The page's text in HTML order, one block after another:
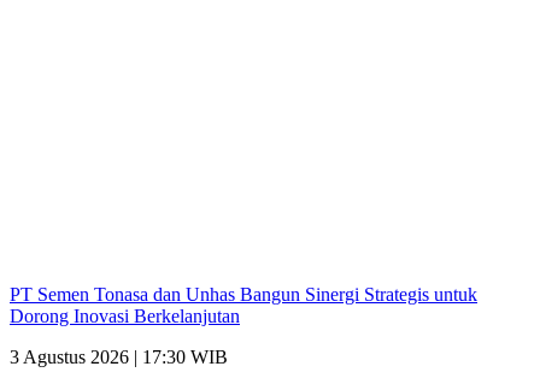
PT Semen Tonasa dan Unhas Bangun Sinergi Strategis untuk
Dorong Inovasi Berkelanjutan
3 Agustus 2026 | 17:30 WIB